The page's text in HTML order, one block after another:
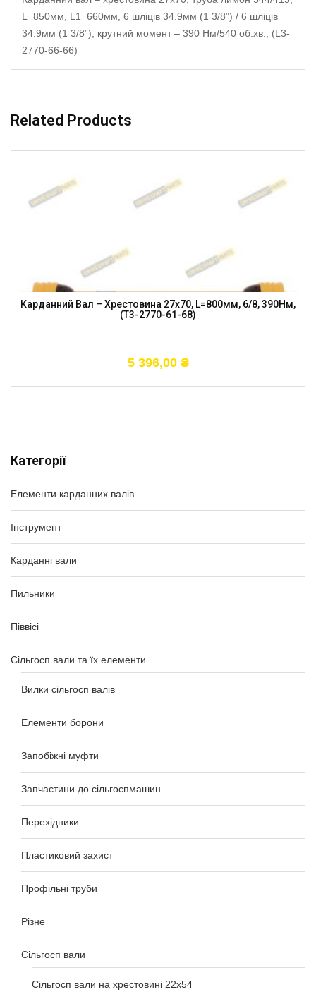
Категорії
Елементи карданних валів
Інструмент
Карданні вали
Пильники
Піввісі
Сільгосп вали та їх елементи
Вилки сільгосп валів
Елементи борони
Запобіжні муфти
Запчастини до сільгоспмашин
Перехідники
Пластиковий захист
Профільні труби
Різне
Сільгосп вали
Сільгосп вали на хрестовині 22х54
L=850мм, L1=660мм, 6 шліців 34.9мм (1 3/8”) / 6 шліців
34.9мм (1 3/8”), крутний момент – 390 Нм/540 об.хв., (L3-
2770-66-66)
Related Products
Карданний Вал – Хрестовина 27х70, L=800мм, 6/8, 390Нм,
(T3-2770-61-68)
5 396,00 ₴